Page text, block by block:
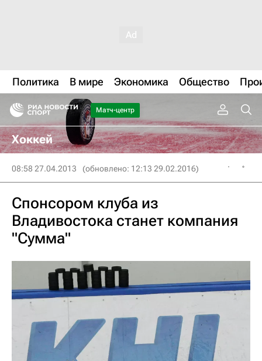
Политика В мире Экономика Общество
Матч-центр
Хоккей
08:58 27.04.2013 (обновлено: 12:13 29.02.2016)
Спонсором клуба из
Владивостока станет компания
"Сумма"